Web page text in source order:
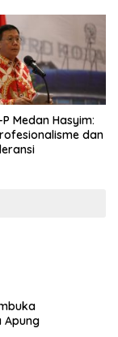
Medan Hasyim:
dan
Apung